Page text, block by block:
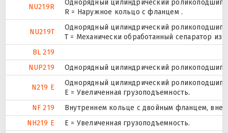
NU219R
Однорядный цилиндрический
R = Наружное кольцо с фланцем .
NU219T
Однорядный цилиндрический
T = Механически обработанный сепаратор из
BL 219
NUP219
Однорядный цилиндрический
N219 E
Однорядный цилиндрический
Е = Увеличенная грузоподъемность.
NF 219
Внутреннем кольце с двойным фланцем,
NH219 E
Е = Увеличенная грузоподъемность.